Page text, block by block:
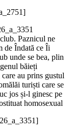
Paznicul ne
de Îndată ce Îi
unde se bea, plin
băieți
au prins gustul
turiști care se
jos și-l ginesc pe
homosexual